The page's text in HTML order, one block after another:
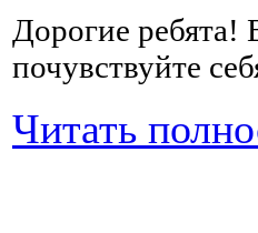
Дорогие ребята!
почувствуйте
Читать